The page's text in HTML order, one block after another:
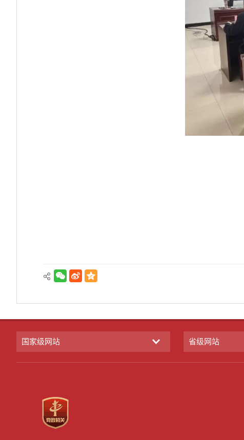
国家级网站 省级网站